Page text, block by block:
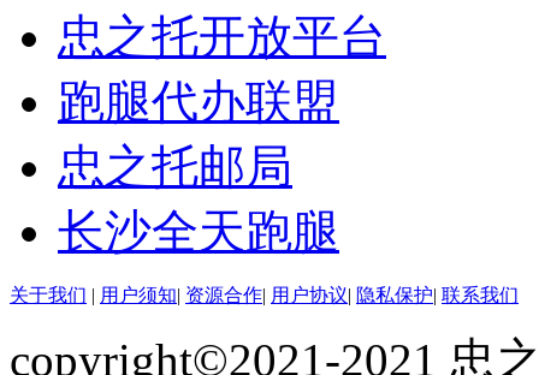
忠之托开放平台
跑腿代办联盟
忠之托邮局
长沙全天跑腿
关于我们 | 用户须知| 资源合作| 用户协议| 隐私保护| 联系我们
copyright©2021-2021 忠